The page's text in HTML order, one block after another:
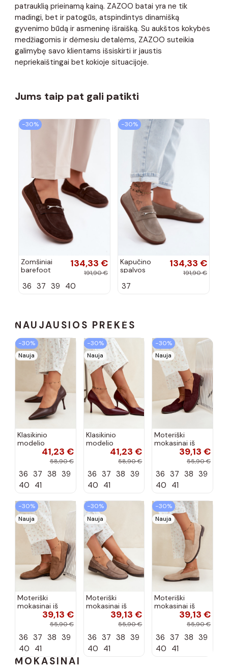
patrauklią prieinamą kainą. ZAZOO batai yra ne tik
madingi, bet ir patogūs, atspindintys dinamišką
gyvenimo būdą ir asmeninę išraišką. Su aukštos kokybės
medžiagomis ir dėmesiu detalėms, ZAZOO suteikia
galimybę savo klientams išsiskirti ir jaustis
nepriekaištingai bet kokioje situacijoje.
Jums taip pat gali patikti
−30%
Zomšiniai
barefoot
Zazoo 322,
134,33 €
191,90 €
36 37 39 40
−30%
Kapučino
spalvos
mokasinai
134,33 €
191,90 €
37
NAUJAUSIOS PREKĖS
−30%
Nauja
Klasikinio
modelio
aukštakulniai
šokolado
spalvos Nesha
41,23 €
58,90 €
36 37 38 39
40 41
−30%
Nauja
Klasikinio
modelio
aukštakulniai
bordo spalvos
Nesha
41,23 €
58,90 €
36 37 38 39
40 41
−30%
Nauja
Moteriški
mokasinai iš
dirbtinės
zomšos, bordo
39,13 €
55,90 €
36 37 38 39
40 41
−30%
Nauja
Moteriški
mokasinai iš
dirbtinės
zomšos, rudos
39,13 €
55,90 €
36 37 38 39
40 41
−30%
Nauja
Moteriški
mokasinai iš
dirbtinės
zomšos, molio
39,13 €
55,90 €
36 37 38 39
40 41
−30%
Nauja
Moteriški
mokasinai iš
dirbtinės
zomšos, smėlio
39,13 €
55,90 €
36 37 38 39
40 41
MOKASINAI